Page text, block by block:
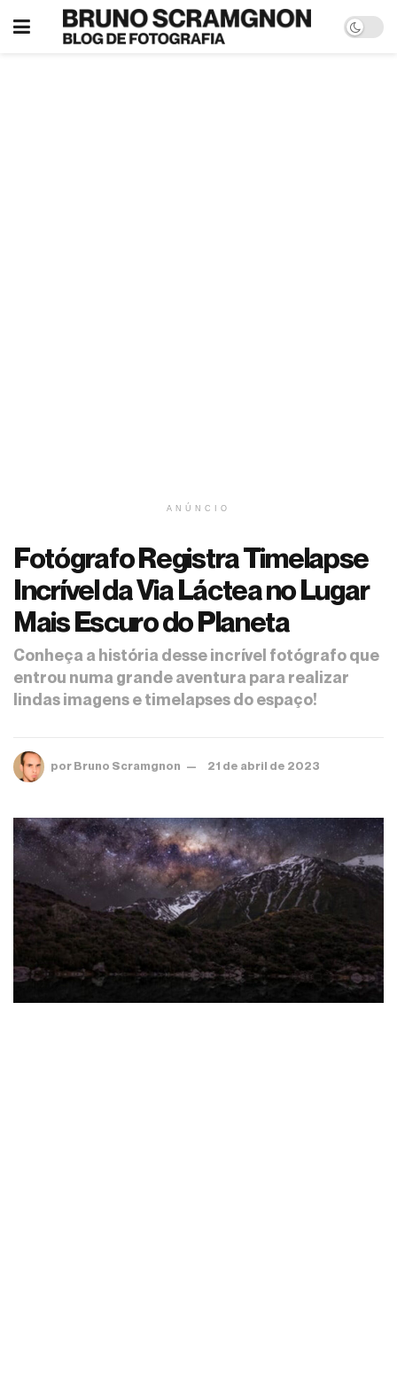
ANÚNCIO
Fotógrafo Registra Timelapse
Incrível da Via Láctea no Lugar
Mais Escuro do Planeta
Conheça a história desse incrível fotógrafo que
entrou numa grande aventura para realizar
lindas imagens e timelapses do espaço!
porBruno Scramgnon 21 de abril de 2023